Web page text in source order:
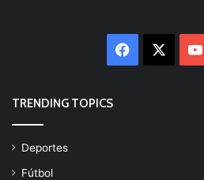
Facebook
TRENDING TOPICS
Deportes
Fútbol